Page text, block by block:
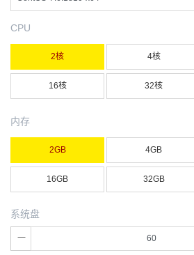
CPU
2核 4核
16核 32核
内存
2GB 4GB
16GB 32GB
系统盘